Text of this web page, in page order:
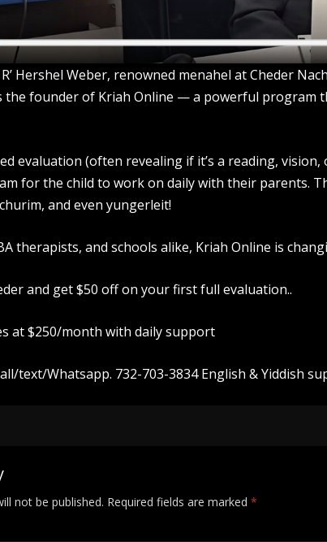
Hershel Weber, renowned menahel at Cheder
the founder of Kriah Online — a powerful program
evaluation (often revealing if it’s a reading, vision,
for the child to work on daily with their parents.
and even yungerleit!
therapists, and schools alike, Kriah Online is
and get $50 off on your first full evaluation..
at $250/month with daily support
text/Whatsapp. 732-703-3834 English & Yiddish
not be published. Required fields are marked*